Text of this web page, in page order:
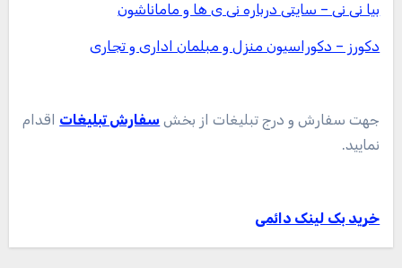
بیا نی نی – سایتی درباره نی ی ها و ماماناشون
دکورز – دکوراسیون منزل و مبلمان اداری و تجاری
جهت سفارش و درج تبلیغات از بخش سفارش تبلیغات اقدام
نمایید.
خرید بک لینک دائمی